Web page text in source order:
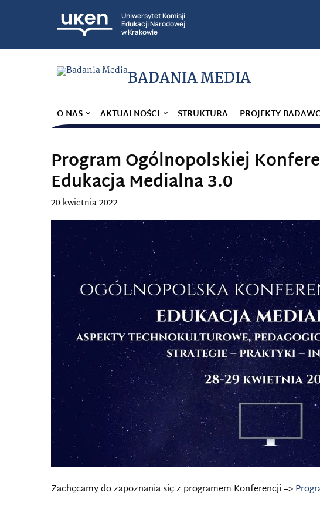
Uniwersytet Komisji
Edukacji Narodowej
w Krakowie
BADANIA MEDIA
O NAS AKTUALNOŚCI STRUKTURA PROJEKTY
Program Ogólnopolskiej
Edukacja Medialna 3.0
20 kwietnia 2022
Zachęcamy do zapoznania się z programem Konferencji –>